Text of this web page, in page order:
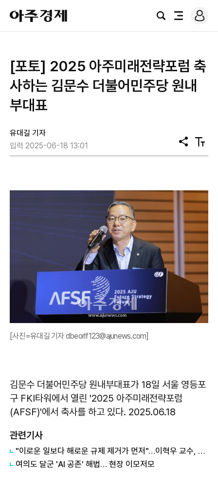
아
주
경
검
전
로
그
[포토] 2025 아주미래전략포럼 축
사하는 김문수 더불어민주당 원내
부대표
유대길 기자
입력 2025-06-18 13:01
공
유
텍
스
[사진=유대길 기자 dbeorlf123@ajunews.com]
김문수 더불어민주당 원내부대표가 18일 서울 영등포
구 FKI타워에서 열린 '2025 아주미래전략포럼
(AFSF)'에서 축사를 하고 있다. 2025.06.18
관련기사
"이로운 일보다 해로운 규제 제거가 먼저"…이혁우 교수, 규제개혁 강조 外
여의도 달군 'AI 공존' 해법… 현장 이모저모